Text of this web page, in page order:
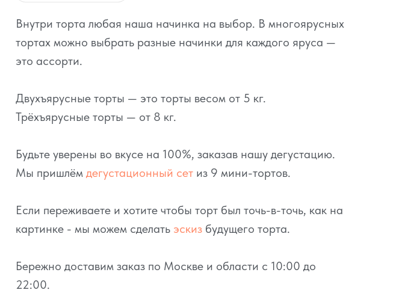
Внутри торта любая наша начинка на выбор. В многоярусных
тортах можно выбрать разные начинки для каждого яруса —
это ассорти.
Двухъярусные торты — это торты весом от 5 кг.
Трёхъярусные торты — от 8 кг.
Будьте уверены во вкусе на 100%, заказав нашу дегустацию.
Мы пришлём дегустационный сет из 9 мини-тортов.
Если переживаете и хотите чтобы торт был точь-в-точь, как на
картинке - мы можем сделать эскиз будущего торта.
Бережно доставим заказ по Москве и области с 10:00 до
22:00.